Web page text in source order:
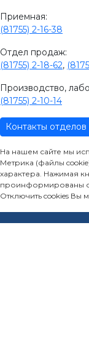
Приемная:
(81755) 2-16-38
Отдел продаж:
(81755) 2-18-62,
Производство,
(81755) 2-10-14
Контакты отделов
На нашем сайте мы
Метрика (файлы
характера. Нажимая
проинформированы
Отключить cookies Вы